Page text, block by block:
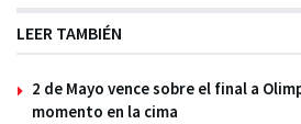
LEER TAMBIÉN
2 de Mayo vence sobre el final a
momento en la cima